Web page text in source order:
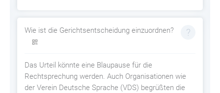
Wie ist die Gerichtsentscheidung einzuordnen?
Das Urteil könnte eine Blaupause für die
Rechtsprechung werden. Auch Organisationen wie
der Verein Deutsche Sprache (VDS) begrüßten die